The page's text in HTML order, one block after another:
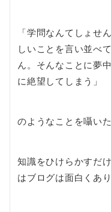
「学問なんてしょせ
しいことを言い並べ
ん。そんなことに夢
に絶望してしまう」
のようなことを囁い
知識をひけらかすだ
はブログは面白くあり